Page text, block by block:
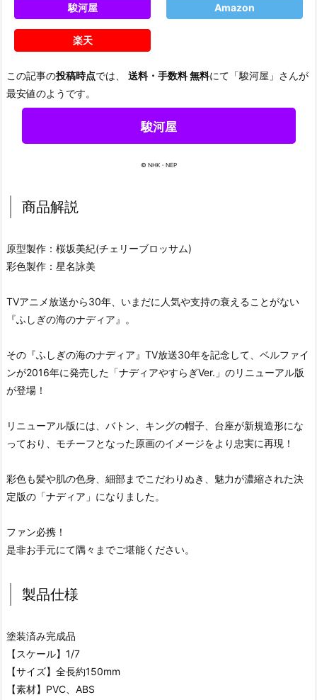
駿河屋 Amazon
楽天
この記事の投稿時点では、 送料・手数料 無料にて「駿河屋」さんが
最安値のようです。
駿河屋
© NHK・NEP
商品解説
原型製作：桜坂美紀(チェリーブロッサム)
彩色製作：星名詠美
TVアニメ放送から30年、いまだに人気や支持の衰えることがない
『ふしぎの海のナディア』。
その『ふしぎの海のナディア』TV放送30年を記念して、ベルファイ
ンが2016年に発売した「ナディアやすらぎVer.」のリニューアル版
が登場！
リニューアル版には、バトン、キングの帽子、台座が新規造形にな
っており、モチーフとなった原画のイメージをより忠実に再現！
彩色も髪や肌の色身、細部までこだわりぬき、魅力が濃縮された決
定版の「ナディア」になりました。
ファン必携！
是非お手元にて隅々までご堪能ください。
製品仕様
塗装済み完成品
【スケール】1/7
【サイズ】全長約150mm
【素材】PVC、ABS